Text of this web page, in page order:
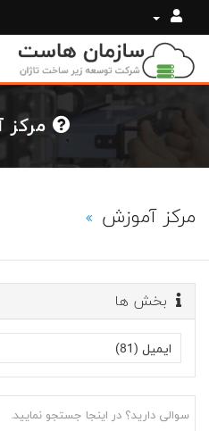
مرکز آموزش
بخش ها